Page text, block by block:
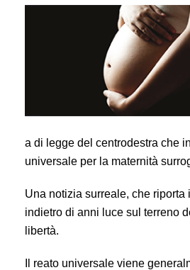
a di legge del centrodestra che
universale per la maternità
Una notizia surreale, che riporta
indietro di anni luce sul terreno
libertà.
Il reato universale viene